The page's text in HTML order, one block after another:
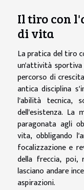
Il tiro con
di vita
La pratica del tiro
un'attività
percorso di
antica disciplina
l'abilità tecnica,
dell'esistenza. La
paragonata agli
vita, obbligando
focalizzazione e
della freccia,
lasciano andare
aspirazioni.